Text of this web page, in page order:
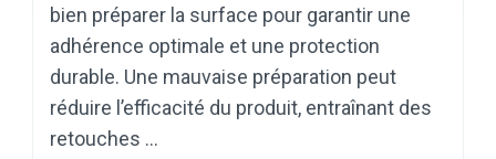
bien préparer la surface pour garantir une
adhérence optimale et une protection
durable. Une mauvaise préparation peut
réduire l’efficacité du produit, entraînant des
retouches …